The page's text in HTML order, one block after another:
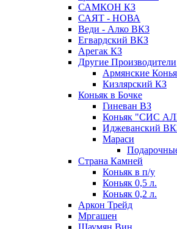
САМКОН КЗ
САЯТ - НОВА
Веди - Алко ВКЗ
Егвардский ВКЗ
Арегак КЗ
Другие Производители
Армянские
Кизлярский КЗ
Коньяк в Бочке
Гиневан ВЗ
Коньяк "СИС
Иджеванский
Мараси
Страна Камней
Коньяк в п/у
Коньяк 0,5 л.
Коньяк 0,2 л.
Аркон Трейд
Мргашен
Шаумян Вин